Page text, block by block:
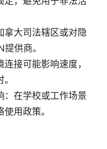
拿大司法辖区或对隐
供商。
接可能影响速度，
：在学校或工作场景
用政策。